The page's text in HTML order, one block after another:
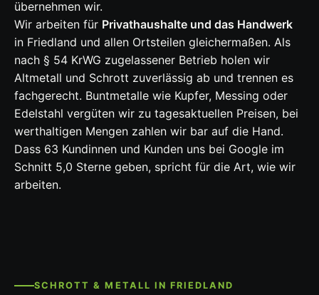
übernehmen wir.
Wir arbeiten für Privathaushalte und das Handwerk
in Friedland und allen Ortsteilen gleichermaßen. Als
nach § 54 KrWG zugelassener Betrieb holen wir
Altmetall und Schrott zuverlässig ab und trennen es
fachgerecht. Buntmetalle wie Kupfer, Messing oder
Edelstahl vergüten wir zu tagesaktuellen Preisen, bei
werthaltigen Mengen zahlen wir bar auf die Hand.
Dass 63 Kundinnen und Kunden uns bei Google im
Schnitt 5,0 Sterne geben, spricht für die Art, wie wir
arbeiten.
SCHROTT & METALL IN FRIEDLAND